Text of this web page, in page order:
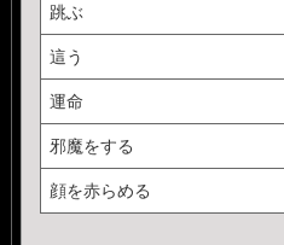
跳ぶ
這う
運命
邪魔をする
顔を赤らめる